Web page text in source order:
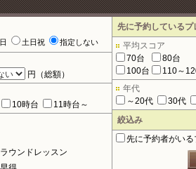
土日祝 指定しない
円（総額）
10時台
11時台～
ラウンドレッスン
先に予約している
平均スコア
70台
80台
100台
110～
年代
～20代
30代
絞込み
先に予約者がいる